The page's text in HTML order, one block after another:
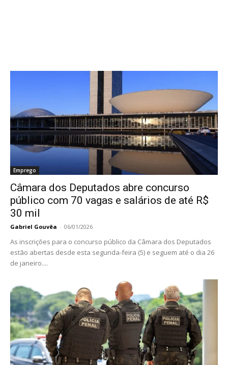
Emprego
Câmara dos Deputados abre concurso
público com 70 vagas e salários de até R$
30 mil
Gabriel Gouvêa - 06/01/2026
As inscrições para o concurso público da Câmara dos Deputados
estão abertas desde esta segunda-feira (5) e seguem até o dia 26
de janeiro....